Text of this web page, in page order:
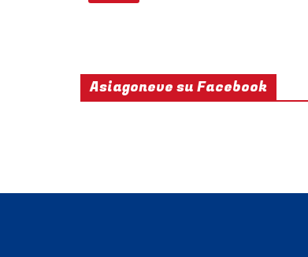
Asiagoneve su Facebook